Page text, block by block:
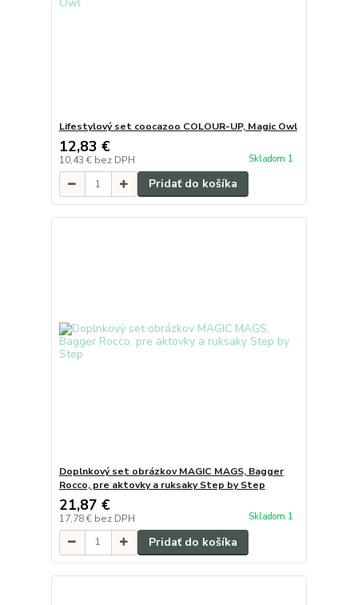
Lifestylový set coocazoo COLOUR-UP, Magic Owl
12,83 €
10,43 € bez DPH Skladom 1
Pridať do košíka
Doplnkový set obrázkov MAGIC MAGS, Bagger
Rocco, pre aktovky a ruksaky Step by Step
21,87 €
17,78 € bez DPH Skladom 1
Pridať do košíka